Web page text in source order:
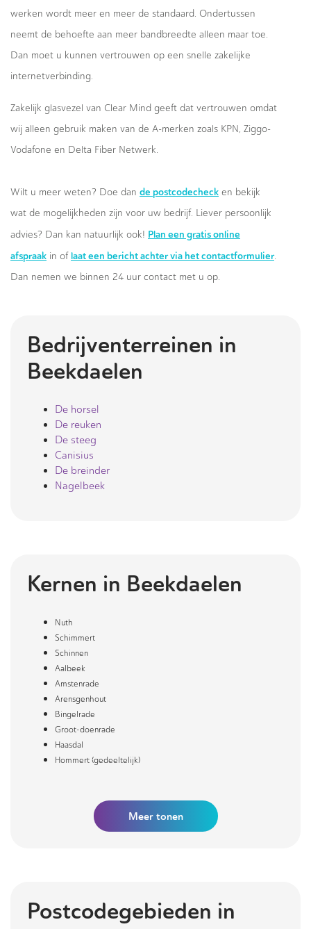
werken wordt meer en meer de standaard. Ondertussen
neemt de behoefte aan meer bandbreedte alleen maar toe.
Dan moet u kunnen vertrouwen op een snelle zakelijke
internetverbinding.
Zakelijk glasvezel van Clear Mind geeft dat vertrouwen omdat
wij alleen gebruik maken van de A-merken zoals KPN, Ziggo-
Vodafone en Delta Fiber Netwerk.
Wilt u meer weten? Doe dan de postcodecheck en bekijk
wat de mogelijkheden zijn voor uw bedrijf. Liever persoonlijk
advies? Dan kan natuurlijk ook! Plan een gratis online
afspraak in of laat een bericht achter via het contactformulier.
Dan nemen we binnen 24 uur contact met u op.
Bedrijventerreinen in
Beekdaelen
De horsel
De reuken
De steeg
Canisius
De breinder
Nagelbeek
Kernen in Beekdaelen
Nuth
Schimmert
Schinnen
Aalbeek
Amstenrade
Arensgenhout
Bingelrade
Groot-doenrade
Haasdal
Hommert (gedeeltelijk)
Meertonen
Postcodegebieden in